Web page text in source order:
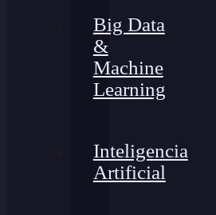
Big Data
&
Machine
Learning
Inteligencia
Artificial